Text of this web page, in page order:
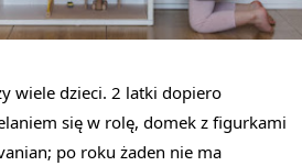
wiele dzieci. 2 latki dopiero
się w rolę, domek z figurkami
po roku żaden nie ma